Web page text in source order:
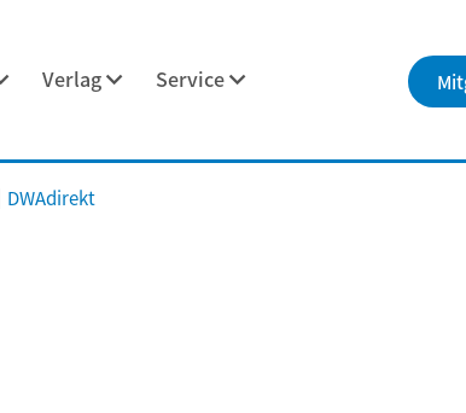
Verlag Service
DWAdirekt